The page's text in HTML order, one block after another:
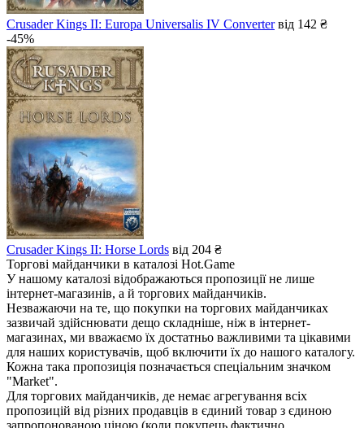
Crusader Kings II: Europa Universalis IV Converterвід 142 ₴
-45%
Crusader Kings II: Horse Lords від 204 ₴
Торгові майданчики в каталозі Hot.Game
У нашому каталозі відображаються пропозиції не лише
інтернет-магазинів, а й торгових майданчиків.
Незважаючи на те, що покупки на торгових майданчиках
зазвичай здійснювати дещо складніше, ніж в інтернет-
магазинах, ми вважаємо їх достатньо важливими та цікавими
для наших користувачів, щоб включити їх до нашого каталогу.
Кожна така пропозиція позначається спеціальним значком
"Market".
Для торгових майданчиків, де немає агрегування всіх
пропозицій від різних продавців в єдиний товар з єдиною
запропонованою ціною (коли покупець фактично